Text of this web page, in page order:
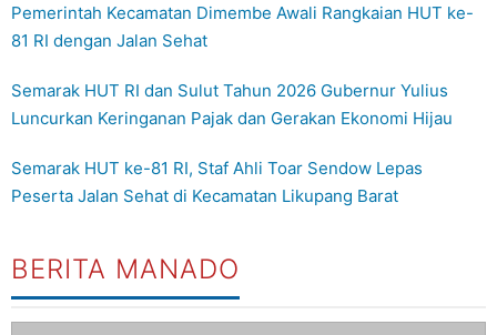
Pemerintah Kecamatan Dimembe Awali Rangkaian HUT ke-
81 RI dengan Jalan Sehat
Semarak HUT RI dan Sulut Tahun 2026 Gubernur Yulius
Luncurkan Keringanan Pajak dan Gerakan Ekonomi Hijau
Semarak HUT ke-81 RI, Staf Ahli Toar Sendow Lepas
Peserta Jalan Sehat di Kecamatan Likupang Barat
BERITA MANADO